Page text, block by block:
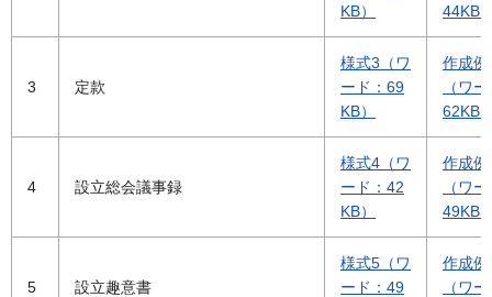
KB）
44KB
3 定款
様式3（ワ
ード：69
KB）
作成例
（ワ
62KB
4 設立総会議事録
様式4（ワ
ード：42
KB）
作成例
（ワ
49KB
5 設立趣意書
様式5（ワ
ード：49
作成例
（ワ